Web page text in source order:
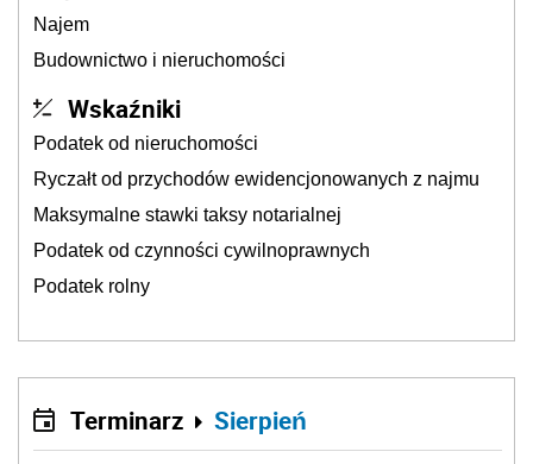
Najem
Budownictwo i nieruchomości
Wskaźniki
Podatek od nieruchomości
Ryczałt od przychodów ewidencjonowanych z najmu
Maksymalne stawki taksy notarialnej
Podatek od czynności cywilnoprawnych
Podatek rolny
Terminarz Sierpień